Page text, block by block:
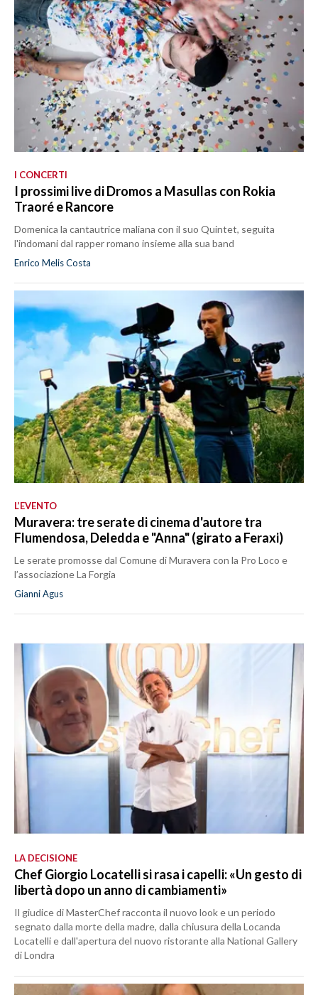
I CONCERTI
I prossimi live di Dromos a Masullas con Rokia
Traoré e Rancore
Domenica la cantautrice maliana con il suo Quintet, seguita
l'indomani dal rapper romano insieme alla sua band
Enrico Melis Costa
L’EVENTO
Muravera: tre serate di cinema d'autore tra
Flumendosa, Deledda e "Anna" (girato a Feraxi)
Le serate promosse dal Comune di Muravera con la Pro Loco e
l’associazione La Forgia
Gianni Agus
LA DECISIONE
Chef Giorgio Locatelli si rasa i capelli: «Un gesto di
libertà dopo un anno di cambiamenti»
Il giudice di MasterChef racconta il nuovo look e un periodo
segnato dalla morte della madre, dalla chiusura della Locanda
Locatelli e dall'apertura del nuovo ristorante alla National Gallery
di Londra